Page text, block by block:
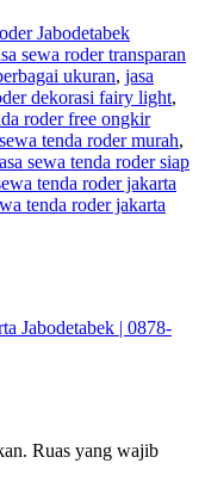
Jabodetabek
sewa roder transparan
ukuran, jasa
dekorasi fairy light,
roder free ongkir
tenda roder murah,
sewa tenda roder siap
tenda roder jakarta
tenda roder jakarta
Jabodetabek | 0878-
Ruas yang wajib